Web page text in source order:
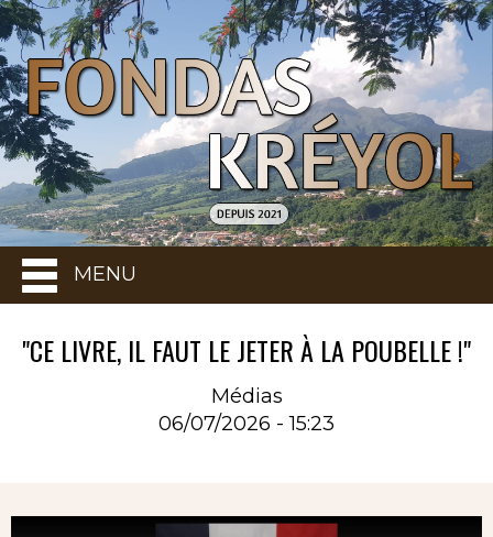
MENU
"CE LIVRE, IL FAUT LE JETER À LA POUBELLE !"
Médias
06/07/2026 - 15:23